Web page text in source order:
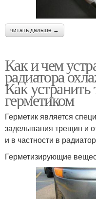
читать дальше →
Как и чем
радиатора
Как устранить
герметиком
Герметик является
заделывания трещин и
и в частности в
Герметизирующие